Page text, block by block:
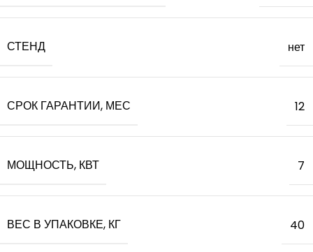
СТЕНД нет
СРОК ГАРАНТИИ, МЕС 12
МОЩНОСТЬ, КВТ 7
ВЕС В УПАКОВКЕ, КГ 40